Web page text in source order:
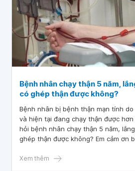
Bệnh nhân chạy thận 5 năm,
có ghép thận được không?
Bệnh nhân bị bệnh thận mạn tính
và hiện tại đang chạy thận được
hỏi bệnh nhân chạy thận 5 năm,
ghép thận được không? Em cảm ơn
Xem thêm